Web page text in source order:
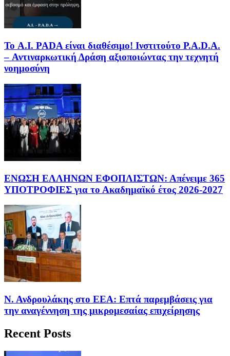
Το A.I. PADA είναι διαθέσιμο! Ινστιτούτο P.A.D.A.
– Αντιναρκωτική Δράση αξιοποιώντας την τεχνητή
νοημοσύνη
ΕΝΩΣΗ ΕΛΛΗΝΩΝ ΕΦΟΠΛΙΣΤΩΝ: Απένειμε 365
ΥΠΟΤΡΟΦΙΕΣ για το Ακαδημαϊκό έτος 2026-2027
Ν. Ανδρουλάκης στο ΕΕΑ: Επτά παρεμβάσεις για
την αναγέννηση της μικρομεσαίας επιχείρησης
Recent Posts